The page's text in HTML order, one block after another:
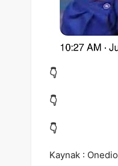
👇
👇
👇
Kaynak : Onedio